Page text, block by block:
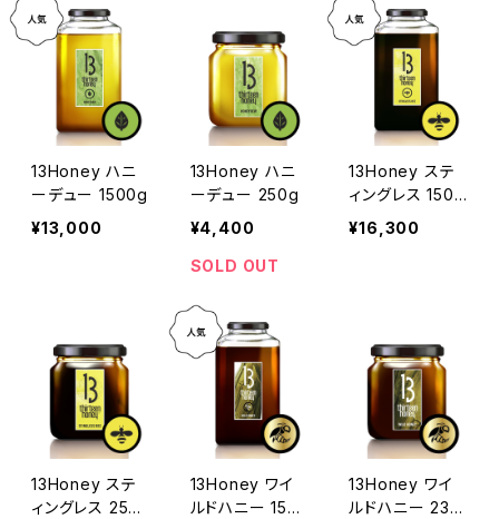
【プレゼント付
き】
13Honey ハニ
ーデュー 1500g
¥13,000
13Honey ハニ
ーデュー 250g
¥4,400
SOLD OUT
13Honey ステ
ィングレス 1500
g
¥16,300
13Honey ステ
ィングレス 250
13Honey ワイ
ルドハニー 150
13Honey ワイ
ルドハニー 230